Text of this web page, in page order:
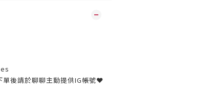
單後請於聊聊主動提供IG帳號❤